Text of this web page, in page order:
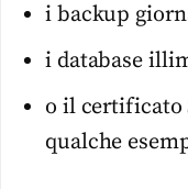
i backup
i database
o il certificato
qualche